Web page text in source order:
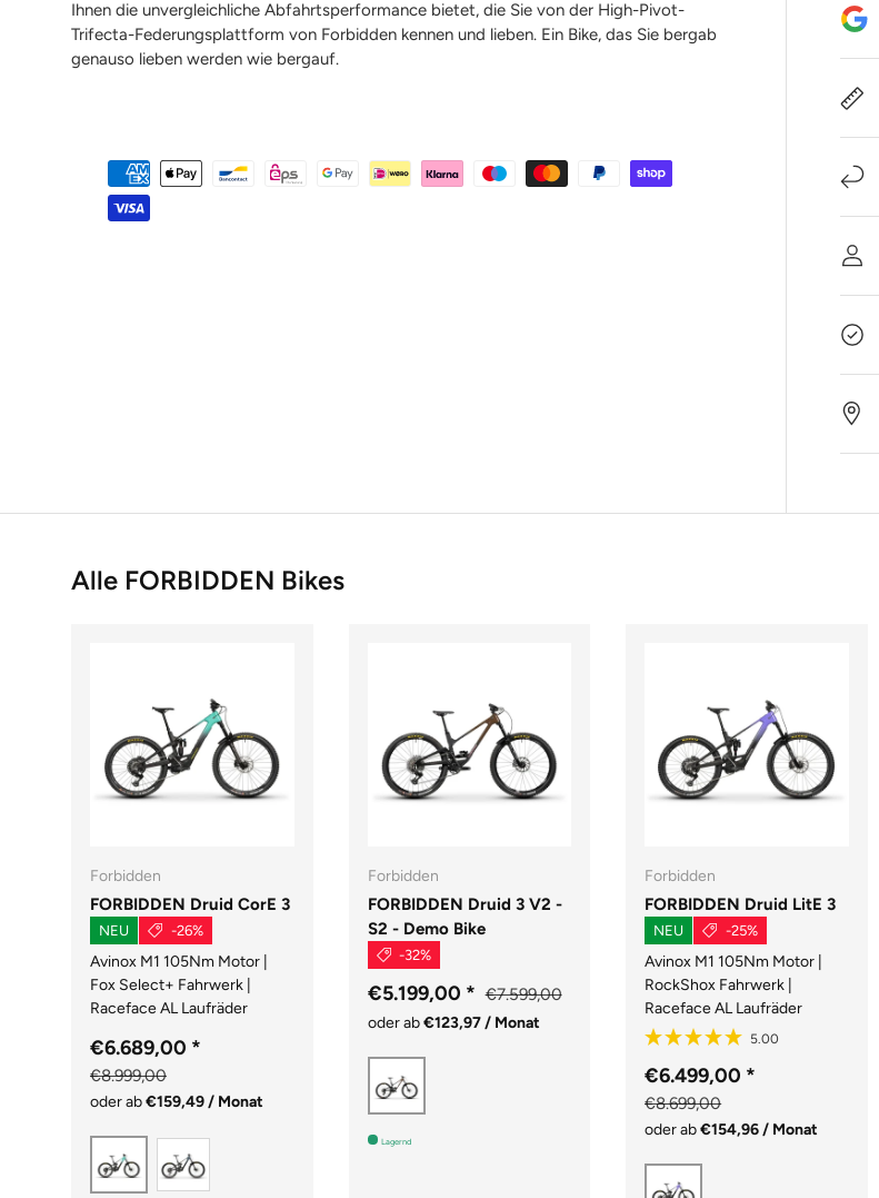
Ihnen die unvergleichliche Abfahrtsperformance bietet, die Sie von der High-Pivot-
Trifecta-Federungsplattform von Forbidden kennen und lieben. Ein Bike, das Sie bergab
genauso lieben werden wie bergauf.
Alle FORBIDDEN Bikes
Forbidden
FORBIDDEN Druid CorE 3
NEU -26%
Avinox M1 105Nm Motor |
Fox Select+ Fahrwerk |
Raceface AL Laufräder
€6.689,00 *
€8.999,00
oder ab€159,49 / Monat
Blau
Forbidden
FORBIDDEN Druid 3 V2 -
S2 - Demo Bike
-32%
€5.199,00 * €7.599,00
oder ab€123,97 / Monat
Lagernd
Forbidden
FORBIDDEN Druid LitE 3
NEU -25%
Avinox M1 105Nm Motor |
RockShox Fahrwerk |
Raceface AL Laufräder
€6.499,00 *
€8.699,00
oder ab€154,96 / Monat